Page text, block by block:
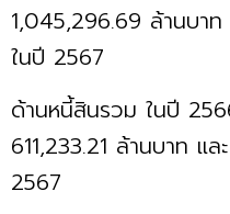
1,045,296.69 ล้านบา
ในปี 2567
ด้านหนี้สินรวม ในปี
611,233.21 ล้านบาท แ
2567